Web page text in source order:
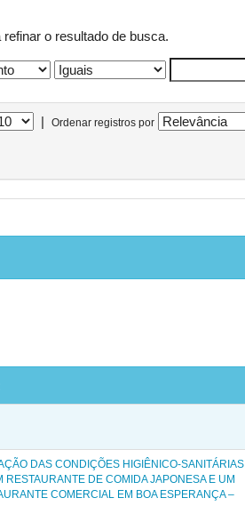
o resultado de busca.
| Ordenar registros por
DAS CONDIÇÕES HIGIÊNICO-SANITÁRIAS
RESTAURANTE DE COMIDA JAPONESA E UM
COMERCIAL EM BOA ESPERANÇA –